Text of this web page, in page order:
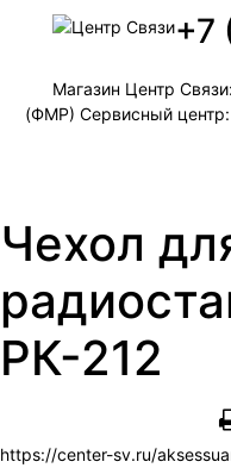
+7
Магазин Центр
(ФМР) Сервисный
Чехол
РК-212
https://center-sv.ru/